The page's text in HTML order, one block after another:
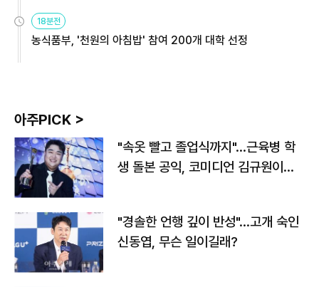
18분전
농식품부, '천원의 아침밥' 참여 200개 대학 선정
아주PICK >
"속옷 빨고 졸업식까지"…근육병 학
생 돌본 공익, 코미디언 김규원이었
"경솔한 언행 깊이 반성"…고개 숙인
신동엽, 무슨 일이길래?